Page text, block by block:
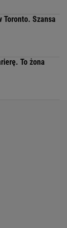
Toronto. Szansa
To żona